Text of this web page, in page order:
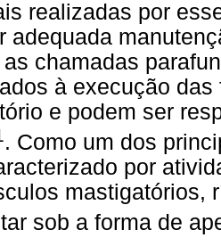
realizadas por
adequada
chamadas
à execução
e podem ser
. Como um dos
por
mastigatórios,
sob a forma de